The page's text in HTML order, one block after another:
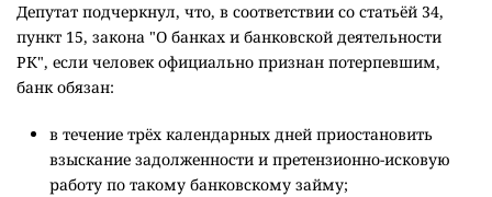
Депутат подчеркнул, что, в соответствии со статьёй 34,
пункт 15, закона "О банках и банковской деятельности
РК", если человек официально признан потерпевшим,
банк обязан:
в течение трёх календарных дней приостановить
взыскание задолженности и претензионно-исковую
работу по такому банковскому займу;